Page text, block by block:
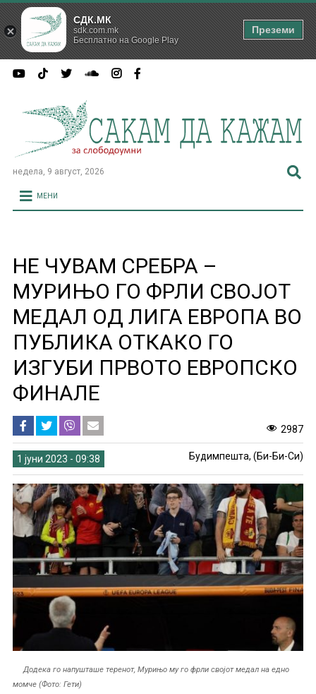
недела, 9 август, 2026
МЕНИ
НЕ ЧУВАМ СРЕБРА –
МУРИЊО ГО ФРЛИ СВОЈОТ
МЕДАЛ ОД ЛИГА ЕВРОПА ВО
ПУБЛИКА ОТКАКО ГО
ИЗГУБИ ПРВОТО ЕВРОПСКО
ФИНАЛЕ
2987
1 јуни 2023 - 09:38 Будимпешта, (Би-Би-Си)
Додека го напушташе теренот, Мурињо му го фрли својот медал на едно
момче (Фото: Гети)
СДК.МК
sdk.com.mk
Бесплатно на Google Play
Преземи